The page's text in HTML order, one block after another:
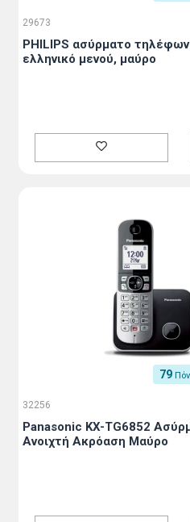
29673
PHILIPS ασύρματο
ελληνικό μενού, μαύρο
79
32256
Panasonic KX-TG6852
Aνοιχτή Aκρόαση Μαύρο